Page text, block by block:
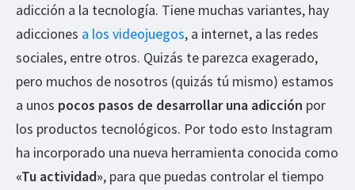
adicción a la tecnología. Tiene muchas variantes, hay
adicciones a los videojuegos, a internet, a las redes
sociales, entre otros. Quizás te parezca exagerado,
pero muchos de nosotros (quizás tú mismo) estamos
a unos pocos pasos de desarrollar una adicción por
los productos tecnológicos. Por todo esto Instagram
ha incorporado una nueva herramienta conocida como
«Tu actividad», para que puedas controlar el tiempo